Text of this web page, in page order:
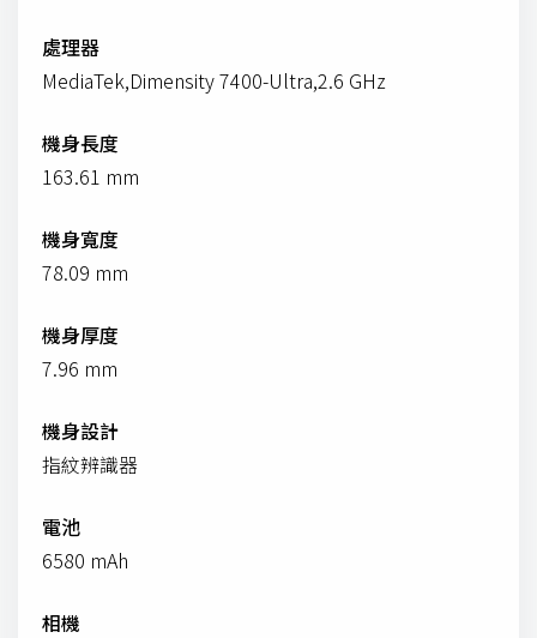
處理器
MediaTek,Dimensity 7400-Ultra,2.6 GHz
機身長度
163.61 mm
機身寬度
78.09 mm
機身厚度
7.96 mm
機身設計
指紋辨識器
電池
6580 mAh
相機